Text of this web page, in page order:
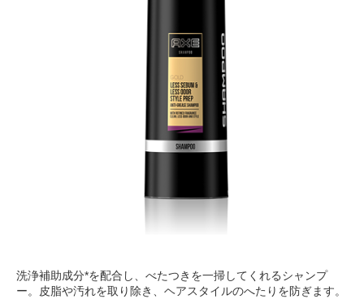
洗浄補助成分*を配合し、べたつきを一掃してくれるシャンプ
ー。皮脂や汚れを取り除き、ヘアスタイルのへたりを防ぎます。